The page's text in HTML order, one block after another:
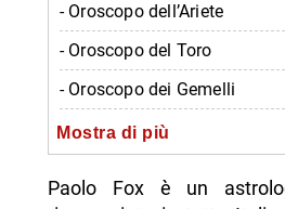
- Oroscopo dell’Ariete
- Oroscopo del Toro
- Oroscopo dei Gemelli
- Oroscopo del Cancro
Mostra di più
Paolo Fox è un